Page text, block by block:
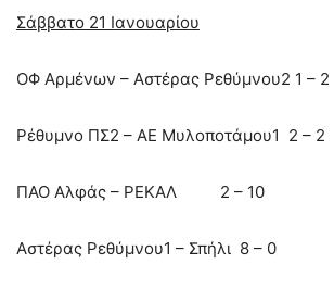
Σάββατο 21 Ιανουαρίου
ΟΦ Αρμένων – Αστέρας Ρεθύμνου2 1 – 2
Ρέθυμνο ΠΣ2 – ΑΕ Μυλοποτάμου1 2 – 2
ΠΑΟ Αλφάς – ΡΕΚΑΛ 2 – 10
Αστέρας Ρεθύμνου1 – Σπήλι 8 – 0